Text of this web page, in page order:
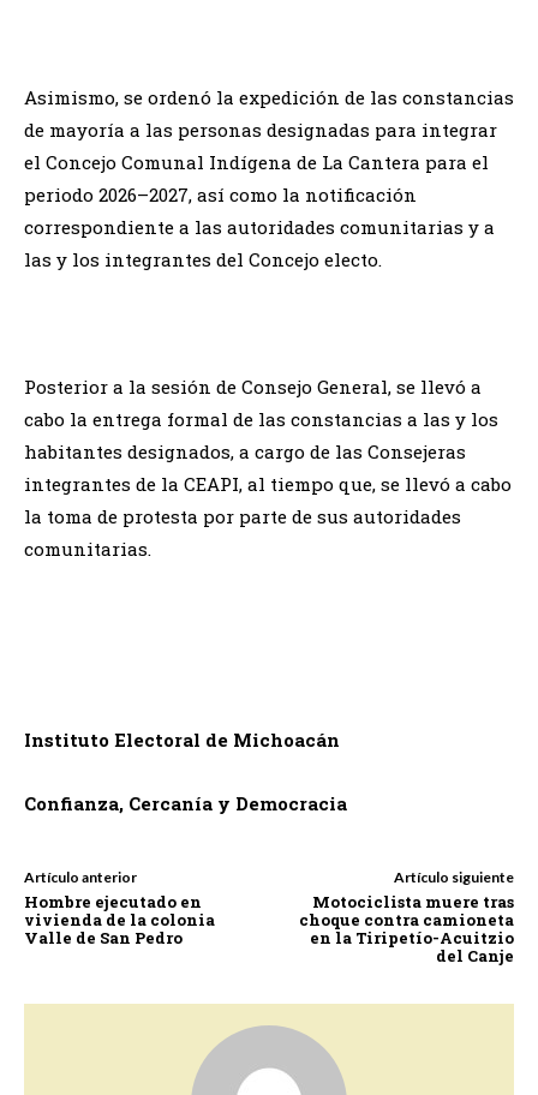
Asimismo, se ordenó la expedición de las constancias
de mayoría a las personas designadas para integrar
el Concejo Comunal Indígena de La Cantera para el
periodo 2026–2027, así como la notificación
correspondiente a las autoridades comunitarias y a
las y los integrantes del Concejo electo.
Posterior a la sesión de Consejo General, se llevó a
cabo la entrega formal de las constancias a las y los
habitantes designados, a cargo de las Consejeras
integrantes de la CEAPI, al tiempo que, se llevó a cabo
la toma de protesta por parte de sus autoridades
comunitarias.
Instituto Electoral de Michoacán
Confianza, Cercanía y Democracia
Artículo anterior
Hombre ejecutado en
vivienda de la colonia
Valle de San Pedro
Artículo siguiente
Motociclista muere tras
choque contra camioneta
en la Tiripetío-Acuitzio
del Canje